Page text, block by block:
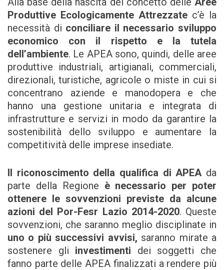
Produttive Ecologicamente Attrezzate c’è la
necessità di conciliare il necessario sviluppo
economico con il rispetto e la tutela
dell’ambiente. Le APEA sono, quindi, delle aree
produttive industriali, artigianali, commerciali,
direzionali, turistiche, agricole o miste in cui si
concentrano aziende e manodopera e che
hanno una gestione unitaria e integrata di
infrastrutture e servizi in modo da garantire la
sostenibilità dello sviluppo e aumentare la
competitività delle imprese insediate.
Il riconoscimento della qualifica di APEA da
parte della Regione è necessario per poter
ottenere le sovvenzioni previste da alcune
azioni del Por-Fesr Lazio 2014-2020. Queste
sovvenzioni, che saranno meglio disciplinate in
uno o più successivi avvisi, saranno mirate a
sostenere gli investimenti dei soggetti che
fanno parte delle APEA finalizzati a rendere più